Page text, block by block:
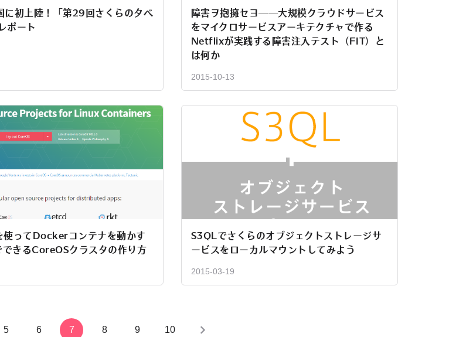
に初上陸！「第29回さくらの夕べ
ポート
障害ヲ抱擁セヨ──大規模クラウドサービス
をマイクロサービスアーキテクチャで作る
Netflixが実践する障害注入テスト（FIT）と
は何か
2015-10-13
使ってDockerコンテナを動かす
きるCoreOSクラスタの作り方
S3QLでさくらのオブジェクトストレージサ
ービスをローカルマウントしてみよう
2015-03-19
5 6 7 8 9 10